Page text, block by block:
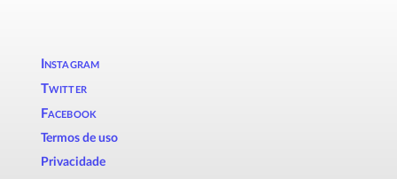
Instagram
Twitter
Facebook
Termos de uso
Privacidade